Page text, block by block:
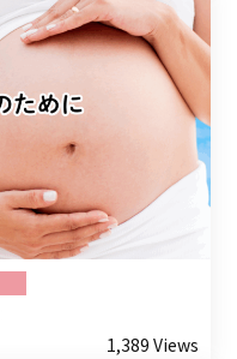
1,389 Views